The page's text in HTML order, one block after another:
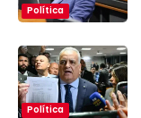
Política
Política